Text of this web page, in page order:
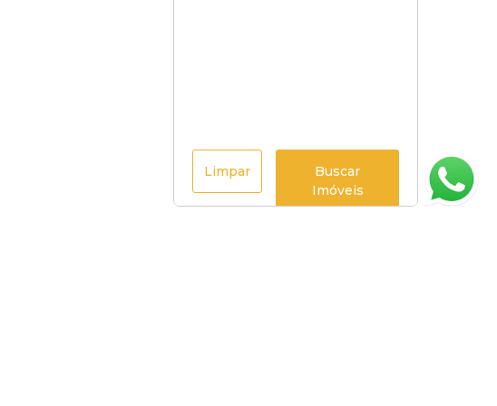
Limpar
Buscar
Imóveis